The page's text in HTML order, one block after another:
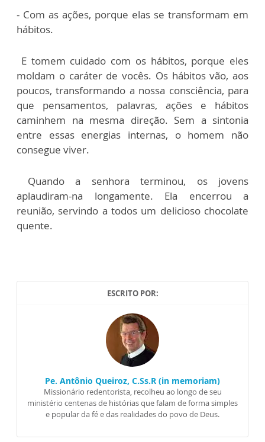
- Com as ações, porque elas se transformam em
hábitos.
E tomem cuidado com os hábitos, porque eles
moldam o caráter de vocês. Os hábitos vão, aos
poucos, transformando a nossa consciência, para
que pensamentos, palavras, ações e hábitos
caminhem na mesma direção. Sem a sintonia
entre essas energias internas, o homem não
consegue viver.
Quando a senhora terminou, os jovens
aplaudiram-na longamente. Ela encerrou a
reunião, servindo a todos um delicioso chocolate
quente.
ESCRITO POR:
Pe. Antônio Queiroz, C.Ss.R (in memoriam)
Missionário redentorista, recolheu ao longo de seu
ministério centenas de histórias que falam de forma simples
e popular da fé e das realidades do povo de Deus.